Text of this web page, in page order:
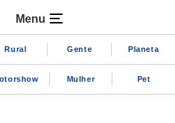
Menu
Rural Gente Planeta
Mulher Pet